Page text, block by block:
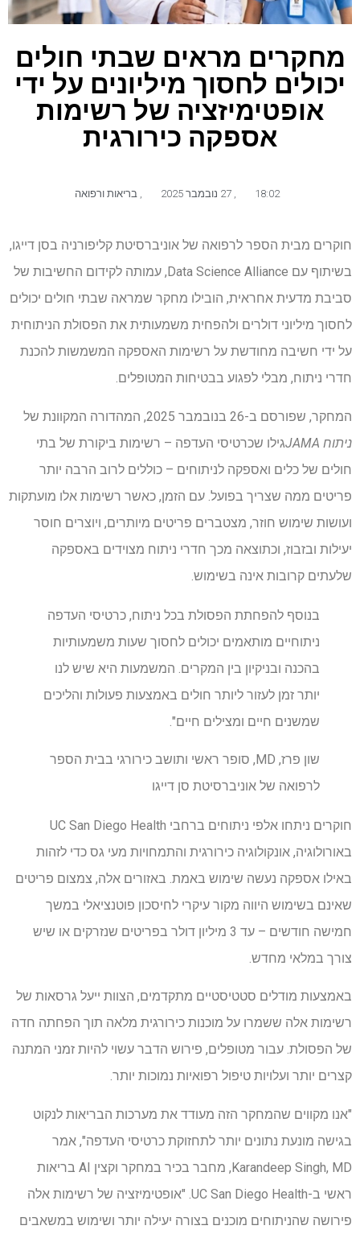
מחקרים מראים שבתי חולים
יכולים לחסוך מיליונים על ידי
אופטימיזציה של רשימות
אספקה ​​כירורגית
18:02 27 נובמבר 2025 בריאות ורפואה
חוקרים מבית הספר לרפואה של אוניברסיטת קליפורניה בסן דייגו,
בשיתוף עם Data Science Alliance, עמותה לקידום החשיבות של
סביבת מדעית אחראית, הובילו מחקר שמראה שבתי חולים יכולים
לחסוך מיליוני דולרים ולהפחית משמעותית את הפסולת הניתוחית
על ידי חשיבה מחודשת על רשימות האספקה ​​המשמשות להכנת
חדרי ניתוח, מבלי לפגוע בבטיחות המטופלים.
המחקר, שפורסם ב-26 בנובמבר 2025, המהדורה המקוונת של
ניתוח JAMA
גילו שכרטיסי העדפה – רשימות ביקורת של בתי
חולים של כלים ואספקה ​​לניתוחים – כוללים לרוב הרבה יותר
פריטים ממה שצריך בפועל. עם הזמן, כאשר רשימות אלו מועתקות
ועושות שימוש חוזר, מצטברים פריטים מיותרים, ויוצרים חוסר
יעילות ובזבוז, וכתוצאה מכך חדרי ניתוח מצוידים באספקה ​​
שלעתים קרובות אינה בשימוש.
בנוסף להפחתת הפסולת בכל ניתוח, כרטיסי העדפה
ניתוחיים מותאמים יכולים לחסוך שעות משמעותיות
בהכנה ובניקיון בין המקרים. המשמעות היא שיש לנו
יותר זמן לעזור ליותר חולים באמצעות פעולות והליכים
שמשנים חיים ומצילים חיים".
שון פרז, MD, סופר ראשי ותושב כירורגי בבית הספר
לרפואה של אוניברסיטת סן דייגו
חוקרים ניתחו אלפי ניתוחים ברחבי UC San Diego Health
באורולוגיה, אונקולוגיה כירורגית והתמחויות מעי גס כדי לזהות
באילו אספקה ​​נעשה שימוש באמת. באזורים אלה, צמצום פריטים
שאינם בשימוש היווה מקור עיקרי לחיסכון פוטנציאלי במשך
חמישה חודשים – עד 3 מיליון דולר בפריטים שנזרקים או שיש
צורך במלאי מחדש.
באמצעות מודלים סטטיסטיים מתקדמים, הצוות ייעל גרסאות של
רשימות אלה ששמרו על מוכנות כירורגית מלאה תוך הפחתה חדה
של הפסולת. עבור מטופלים, פירוש הדבר עשוי להיות זמני המתנה
קצרים יותר ועלויות טיפול רפואיות נמוכות יותר.
"אנו מקווים שהמחקר הזה מעודד את מערכות הבריאות לנקוט
בגישה מונעת נתונים יותר לתחזוקת כרטיסי העדפה", אמר
Karandeep Singh, MD, מחבר בכיר במחקר וקצין AI בריאות
ראשי ב-UC San Diego Health. "אופטימיזציה של רשימות אלה
פירושה שהניתוחים מוכנים בצורה יעילה יותר ושימוש במשאבים